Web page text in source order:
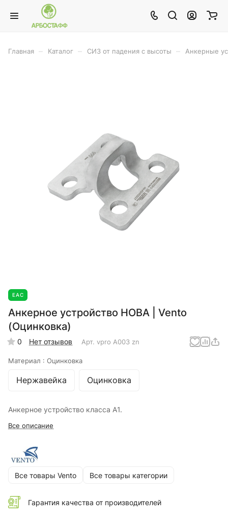
Главная Каталог СИЗ от падения с высоты Анкерные
EAC
Анкерное устройство НОВА | Vento
(Оцинковка)
0 Нет отзывов Арт. vpro А003 zn
Материал : Оцинковка
Нержавейка Оцинковка
Анкерное устройство класса А1.
Все описание
Все товары Vento Все товары категории
Гарантия качества от производителей